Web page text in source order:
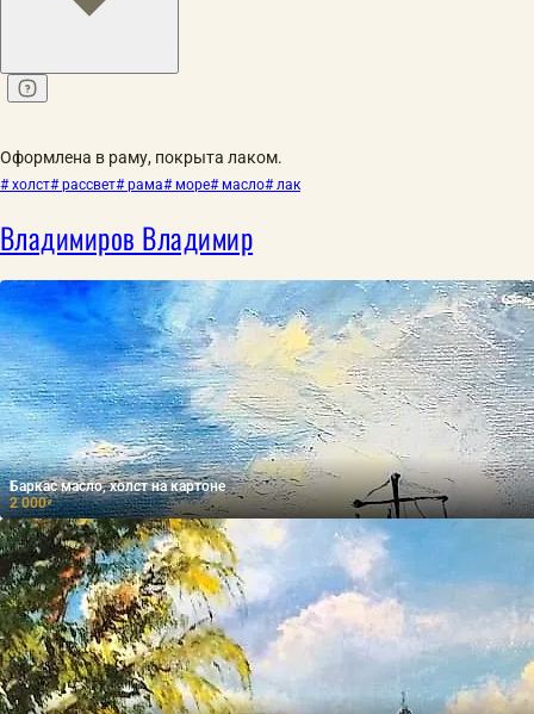
Оформлена в раму, покрыта лаком.
# холст# рассвет# рама# море# масло# лак
Владимиров Владимир
Баркас масло, холст на картоне
2 000₽